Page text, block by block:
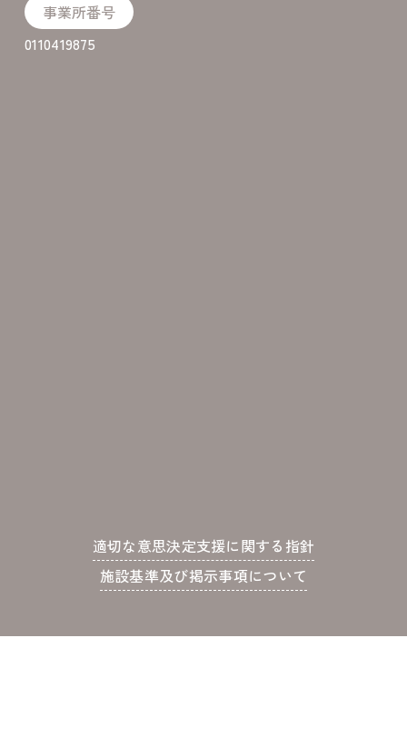
事業所番号
0110419875
適切な意思決定支援に関する指針
施設基準及び掲示事項について